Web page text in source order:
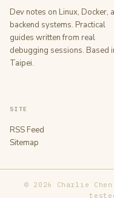
Dev notes on Linux, Docker,
backend systems. Practical
guides written from real
debugging sessions. Based
Taipei.
SITE
RSS Feed
Sitemap
© 2026 Charlie